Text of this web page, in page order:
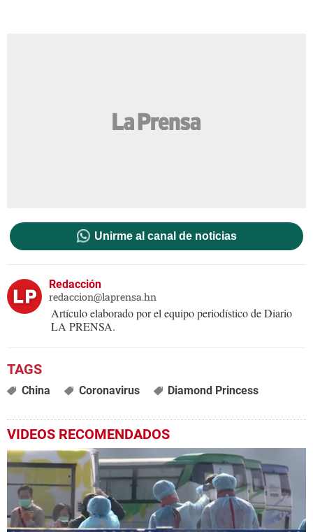
Unirme al canal de noticias
Redacción
redaccion@laprensa.hn
Artículo elaborado por el equipo periodístico de Diario
LA PRENSA.
China Coronavirus Diamond Princess
VIDEOS RECOMENDADOS